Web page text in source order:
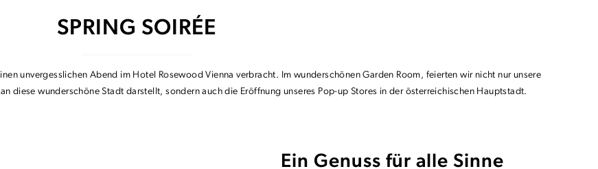
SPRING SOIRÉE
unvergesslichen Abend im Hotel Rosewood Vienna verbracht. Im wunderschönen Garden Room, feierten wir nicht nur unsere
diese wunderschöne Stadt darstellt, sondern auch die Eröffnung unseres Pop-up Stores in der österreichischen Hauptstadt.
Ein Genuss für alle Sinne